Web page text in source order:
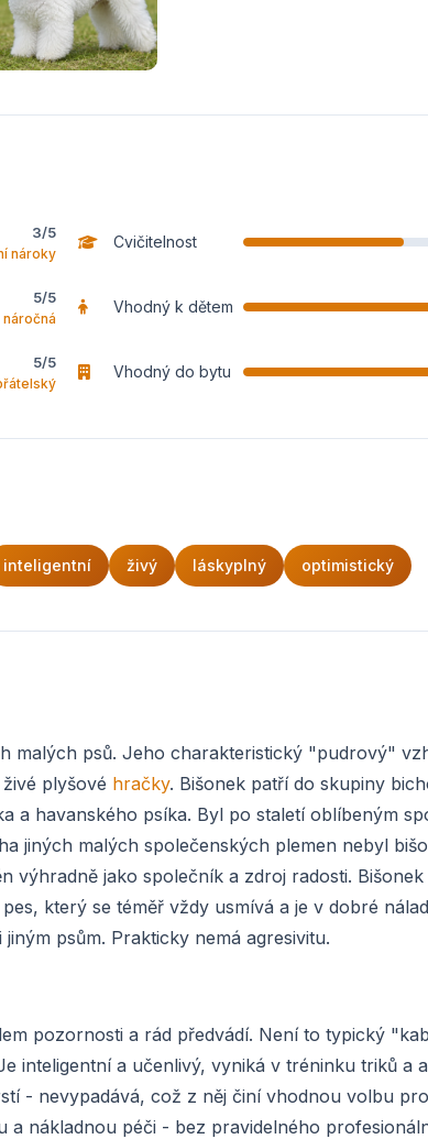
3/5
nároky
Cvičitelnost
5/5
náročná
Vhodný k dětem
5/5
Vhodný do bytu
inteligentní živý láskyplný optimistický
malých psů. Jeho charakteristický "pudrový"
plyšové hračky. Bišonek patří do skupiny
a havanského psíka. Byl po staletí oblíbeným
jiných malých společenských plemen nebyl
výhradně jako společník a zdroj radosti.
který se téměř vždy usmívá a je v dobré
psům. Prakticky nemá agresivitu.
pozornosti a rád předvádí. Není to typický
inteligentní a učenlivý, vyniká v tréninku triků a
- nevypadává, což z něj činí vhodnou volbu
nákladnou péči - bez pravidelného